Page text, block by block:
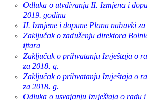
Odluka o utvđivanju II. Izmjena i
2019. godinu
II. Izmjene i dopune Plana nabavki
Zaključak o zaduženju direktora
iftara
Zaključak o prihvatanju Izvještaja o
za 2018. g.
Zaključak o prihvatanju Izvještaja o
za 2018. g.
Odluka o usvajanju Izvještaja o radu